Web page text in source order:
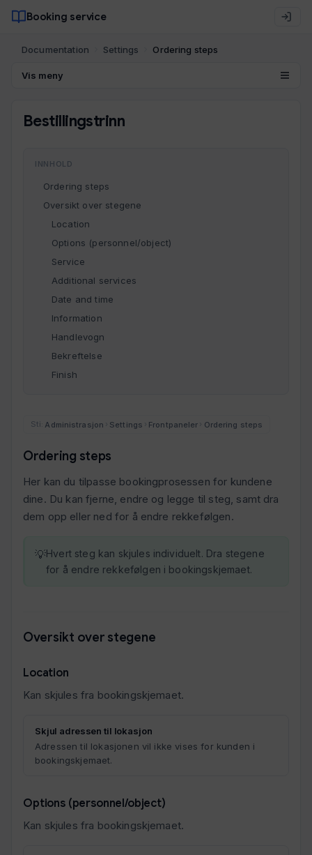
Booking service
Documentation Settings Ordering steps
Vis meny
Bestillingstrinn
INNHOLD
Ordering steps
Oversikt over stegene
Location
Options (personnel/object)
Service
Additional services
Date and time
Information
Handlevogn
Bekreftelse
Finish
Administrasjon Settings Frontpaneler Ordering steps
Ordering steps
Her kan du tilpasse bookingprosessen for kundene
dine. Du kan fjerne, endre og legge til steg, samt dra
dem opp eller ned for å endre rekkefølgen.
Hvert steg kan skjules individuelt. Dra stegene
for å endre rekkefølgen i bookingskjemaet.
Oversikt over stegene
Location
Kan skjules fra bookingskjemaet.
Skjul adressen til lokasjon
Adressen til lokasjonen vil ikke vises for kunden i
bookingskjemaet.
Options (personnel/object)
Kan skjules fra bookingskjemaet.